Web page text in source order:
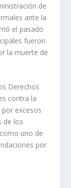
de
ante la
el pasado
fueron
la muerte de
Derechos
contra la
por excesos
de los
uno de
por